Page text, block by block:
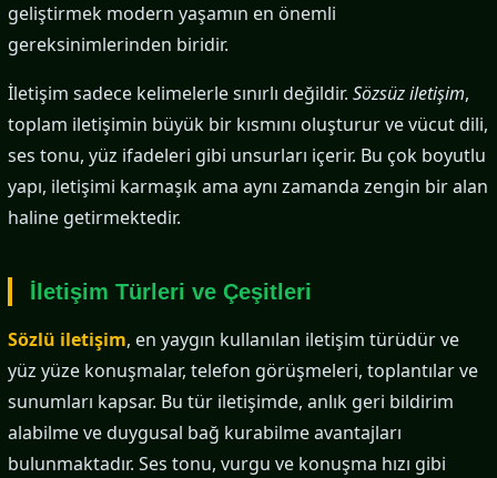
geliştirmek modern yaşamın en önemli
gereksinimlerinden biridir.
İletişim sadece kelimelerle sınırlı değildir. Sözsüz iletişim,
toplam iletişimin büyük bir kısmını oluşturur ve vücut dili,
ses tonu, yüz ifadeleri gibi unsurları içerir. Bu çok boyutlu
yapı, iletişimi karmaşık ama aynı zamanda zengin bir alan
haline getirmektedir.
İletişim Türleri ve Çeşitleri
Sözlü iletişim, en yaygın kullanılan iletişim türüdür ve
yüz yüze konuşmalar, telefon görüşmeleri, toplantılar ve
sunumları kapsar. Bu tür iletişimde, anlık geri bildirim
alabilme ve duygusal bağ kurabilme avantajları
bulunmaktadır. Ses tonu, vurgu ve konuşma hızı gibi